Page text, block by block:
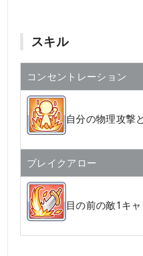
スキル
コンセントレーション
自分の物理攻撃
ブレイクアロー
目の前の敵1キ